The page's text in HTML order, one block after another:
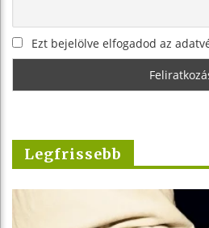
Ezt bejelölve elfogadod az
Legfrissebb